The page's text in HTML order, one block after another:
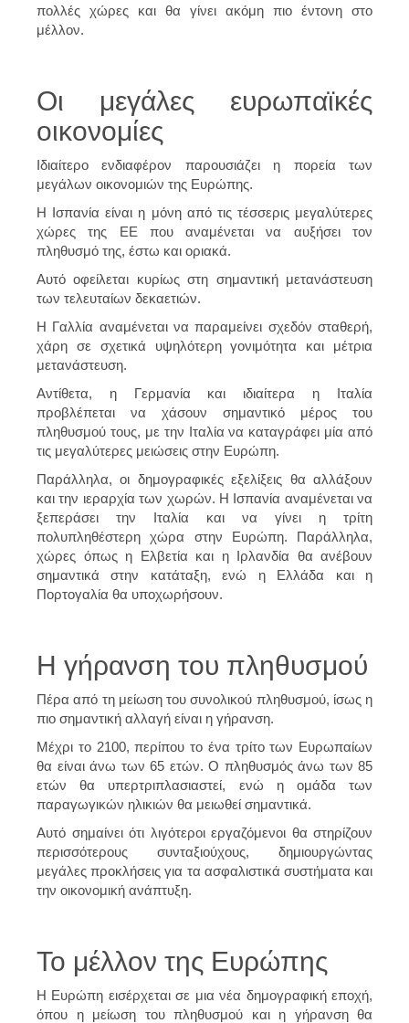
πολλές χώρες και θα γίνει ακόμη πιο έντονη στο
μέλλον.
Οι μεγάλες ευρωπαϊκές
οικονομίες
Ιδιαίτερο ενδιαφέρον παρουσιάζει η πορεία των
μεγάλων οικονομιών της Ευρώπης.
Η Ισπανία είναι η μόνη από τις τέσσερις μεγαλύτερες
χώρες της ΕΕ που αναμένεται να αυξήσει τον
πληθυσμό της, έστω και οριακά.
Αυτό οφείλεται κυρίως στη σημαντική μετανάστευση
των τελευταίων δεκαετιών.
Η Γαλλία αναμένεται να παραμείνει σχεδόν σταθερή,
χάρη σε σχετικά υψηλότερη γονιμότητα και μέτρια
μετανάστευση.
Αντίθετα, η Γερμανία και ιδιαίτερα η Ιταλία
προβλέπεται να χάσουν σημαντικό μέρος του
πληθυσμού τους, με την Ιταλία να καταγράφει μία από
τις μεγαλύτερες μειώσεις στην Ευρώπη.
Παράλληλα, οι δημογραφικές εξελίξεις θα αλλάξουν
και την ιεραρχία των χωρών. Η Ισπανία αναμένεται να
ξεπεράσει την Ιταλία και να γίνει η τρίτη
πολυπληθέστερη χώρα στην Ευρώπη. Παράλληλα,
χώρες όπως η Ελβετία και η Ιρλανδία θα ανέβουν
σημαντικά στην κατάταξη, ενώ η Ελλάδα και η
Πορτογαλία θα υποχωρήσουν.
Η γήρανση του πληθυσμού
Πέρα από τη μείωση του συνολικού πληθυσμού, ίσως η
πιο σημαντική αλλαγή είναι η γήρανση.
Μέχρι το 2100, περίπου το ένα τρίτο των Ευρωπαίων
θα είναι άνω των 65 ετών. Ο πληθυσμός άνω των 85
ετών θα υπερτριπλασιαστεί, ενώ η ομάδα των
παραγωγικών ηλικιών θα μειωθεί σημαντικά.
Αυτό σημαίνει ότι λιγότεροι εργαζόμενοι θα στηρίζουν
περισσότερους συνταξιούχους, δημιουργώντας
μεγάλες προκλήσεις για τα ασφαλιστικά συστήματα και
την οικονομική ανάπτυξη.
Το μέλλον της Ευρώπης
Η Ευρώπη εισέρχεται σε μια νέα δημογραφική εποχή,
όπου η μείωση του πληθυσμού και η γήρανση θα